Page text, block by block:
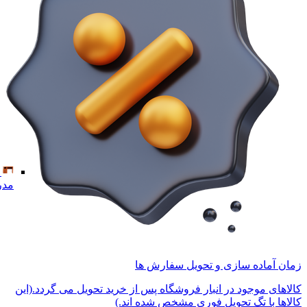
زمان آماده سازی و تحویل سفارش ها
کالاهای موجود در انبار فروشگاه پس از خرید تحویل می گردد.(این
کالاها با تگ تحویل فوری مشخص شده اند.)